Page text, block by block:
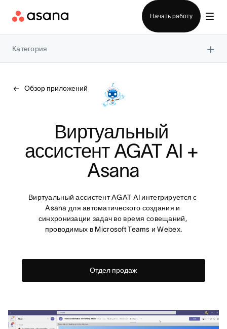
Начать работу
Категория ×
Обзор приложений
Виртуальный
ассистент AGAT AI +
Asana
Виртуальный ассистент AGAT AI интегрируется с
Asana для автоматического создания и
синхронизации задач во время совещаний,
проводимых в Microsoft Teams и Webex.
Отдел продаж